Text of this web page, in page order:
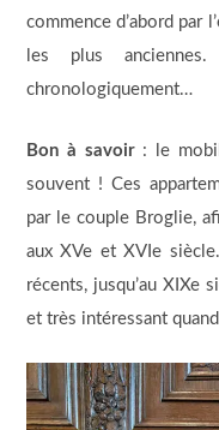
commence d’abord par
les plus
chronologiquement…
Bon à savoir: le
souvent ! Ces
par le couple Broglie,
aux XVe et XVIe
récents, jusqu’au XIXe
et très intéressant